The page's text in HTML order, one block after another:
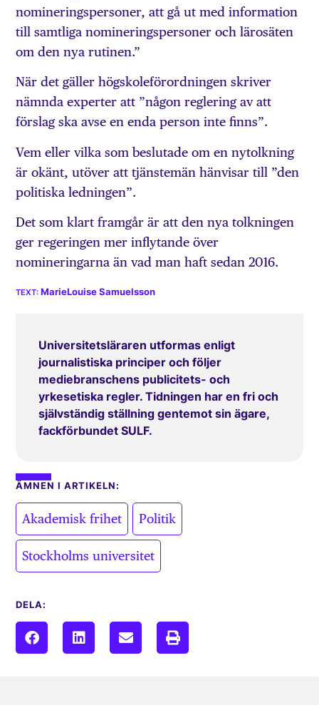
nomineringspersoner, att gå ut med information
till samtliga nomineringspersoner och lärosäten
om den nya rutinen.”
När det gäller högskoleförordningen skriver
nämnda experter att ”någon reglering av att
förslag ska avse en enda person inte finns”.
Vem eller vilka som beslutade om en nytolkning
är okänt, utöver att tjänstemän hänvisar till ”den
politiska ledningen”.
Det som klart framgår är att den nya tolkningen
ger regeringen mer inflytande över
nomineringarna än vad man haft sedan 2016.
MarieLouise Samuelsson
Universitetsläraren utformas enligt
journalistiska principer och följer
mediebranschens publicitets- och
yrkesetiska regler. Tidningen har en fri och
självständig ställning gentemot sin ägare,
fackförbundet SULF.
ÄMNEN I ARTIKELN:
Akademisk frihet Politik
Stockholms universitet
DELA: